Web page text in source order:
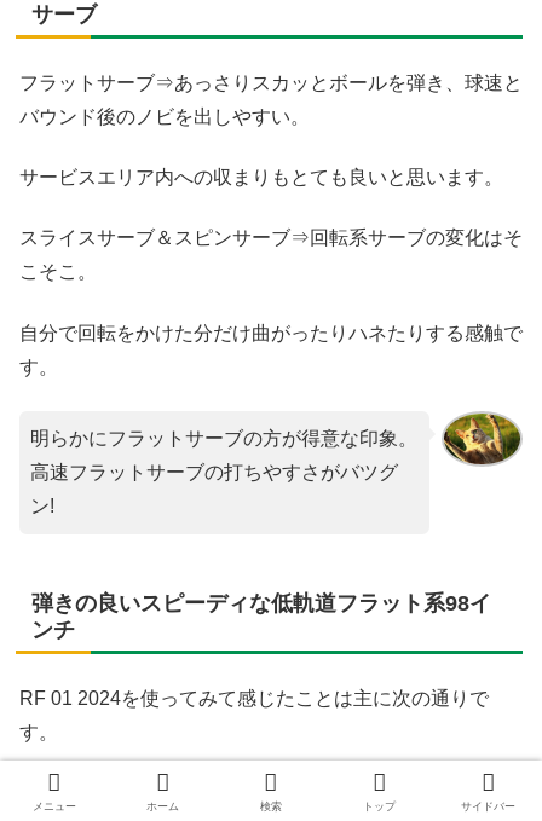
サーブ
フラットサーブ⇒あっさりスカッとボールを弾き、球速と
バウンド後のノビを出しやすい。
サービスエリア内への収まりもとても良いと思います。
スライスサーブ＆スピンサーブ⇒回転系サーブの変化はそ
こそこ。
自分で回転をかけた分だけ曲がったりハネたりする感触で
す。
明らかにフラットサーブの方が得意な印象。
高速フラットサーブの打ちやすさがバツグ
ン!
弾きの良いスピーディな低軌道フラット系98イ
ンチ
RF 01 2024を使ってみて感じたことは主に次の通りで
す。
球離れの早さ/弾きの良さ
メニュー ホーム 検索 トップ サイドバー